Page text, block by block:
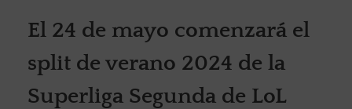
El 24 de mayo comenzará el
split de verano 2024 de la
Superliga Segunda de LoL